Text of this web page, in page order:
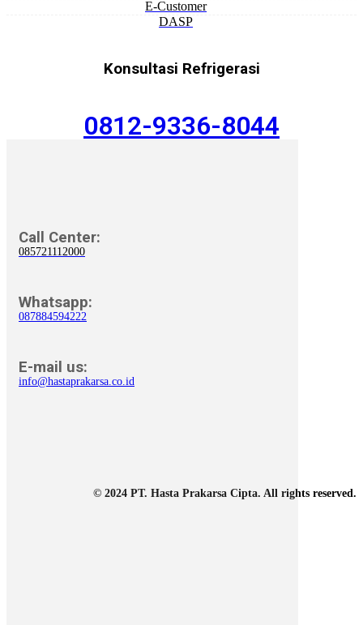
E-Customer
DASP
Konsultasi Refrigerasi
0812-9336-8044
Call Center:
085721112000
Whatsapp:
087884594222
E-mail us:
info@hastaprakarsa.co.id
© 2024 PT. Hasta Prakarsa Cipta. All rights reserved.